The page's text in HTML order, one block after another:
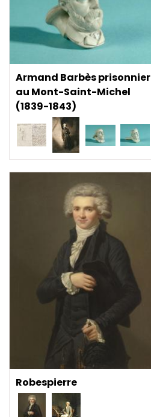
Armand Barbès prisonnier
au Mont-Saint-Michel
(1839-1843)
Robespierre